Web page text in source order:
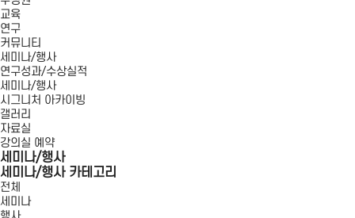
교육
연구
커뮤니티
세미나/행사
연구성과/수상실적
세미나/행사
시그니처 아카이빙
갤러리
자료실
강의실 예약
세미나/행사
세미나/행사 카테고리
전체
세미나